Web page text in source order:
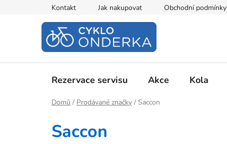
Kontakt Jak nakupovat Obchodní podmínky
Rezervace servisu Akce Kola
Domů / Prodávané značky / Saccon
Saccon